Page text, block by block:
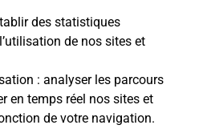
des statistiques
de nos sites et
: analyser les parcours
en temps réel nos sites et
de votre navigation.
participe-t-elle
quotidien ?